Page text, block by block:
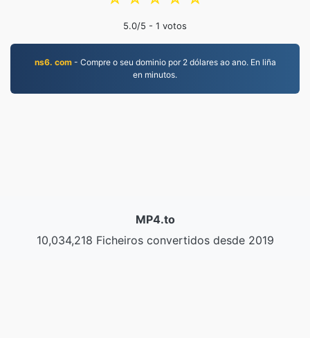
5.0/5 - 1 votos
ns6. com- Compre o seu dominio por 2 dólares ao ano. En liña
en minutos.
MP4.to
10,034,218 Ficheiros convertidos desde 2019